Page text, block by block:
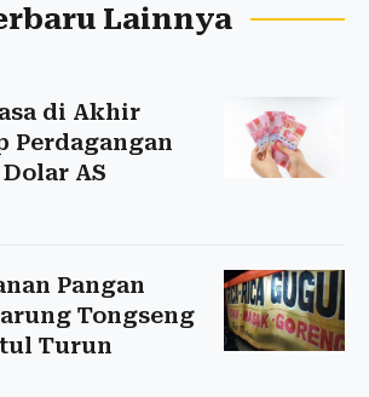
Lainnya
di Akhir
Perdagangan
Dolar AS
Pangan
Tongseng
Turun